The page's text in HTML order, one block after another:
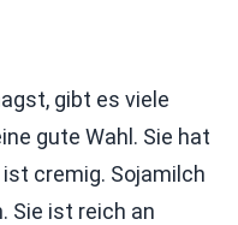
gibt es viele
gute Wahl. Sie hat
cremig. Sojamilch
Sie ist reich an